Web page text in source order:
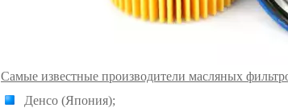
Самые известные производители масляных
Денсо (Япония);